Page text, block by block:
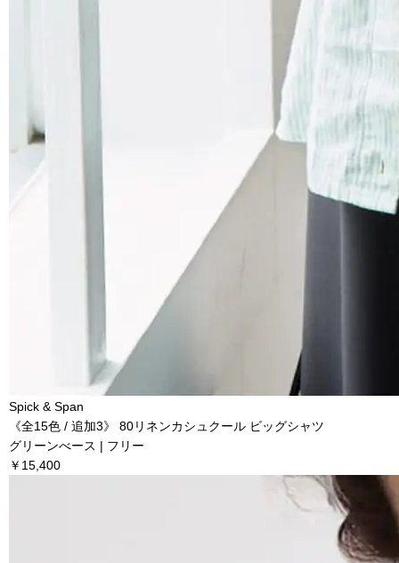
Spick & Span
《全15色 / 追加3》 80リネンカシュクール ビッグシャツ
グリーンべース | フリー
￥15,400